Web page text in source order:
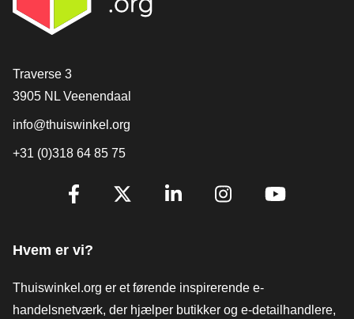
[_General:Contact]
Traverse 3
3905 NL Veenendaal
info@thuiswinkel.org
+31 (0)318 64 85 75
[_General:SocialMediaTitle]
Hvem er vi?
Thuiswinkel.org er et førende inspirerende e-
handelsnetværk, der hjælper butikker og e-detailhandlere,